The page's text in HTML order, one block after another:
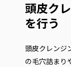
頭皮ク
を行う
頭皮クレンジ
の毛穴詰まり